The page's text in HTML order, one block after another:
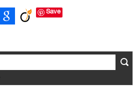
Save